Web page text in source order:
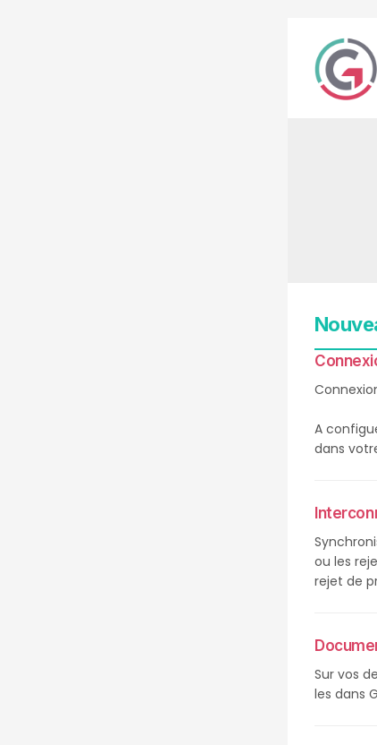
A
dans
ou les
rejet de
Sur vos
les dans